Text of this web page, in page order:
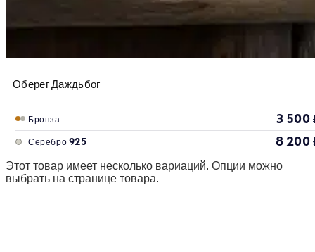
Оберег Даждьбог
Бронза 3 500
Серебро 925 8 200
Этот товар имеет несколько вариаций. Опции можно
выбрать на странице товара.